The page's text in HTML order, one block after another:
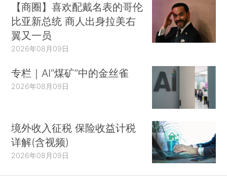
【商圈】喜欢配戴名表的哥伦
比亚新总统 商人出身拉美右
翼又一员
2026年08月09日
专栏｜AI“煤矿”中的金丝雀
2026年08月09日
境外收入征税 保险收益计税
详解(含视频)
2026年08月09日